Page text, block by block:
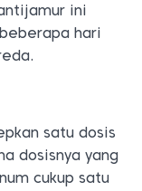
ini
hari
satu dosis
dosisnya yang
cukup satu